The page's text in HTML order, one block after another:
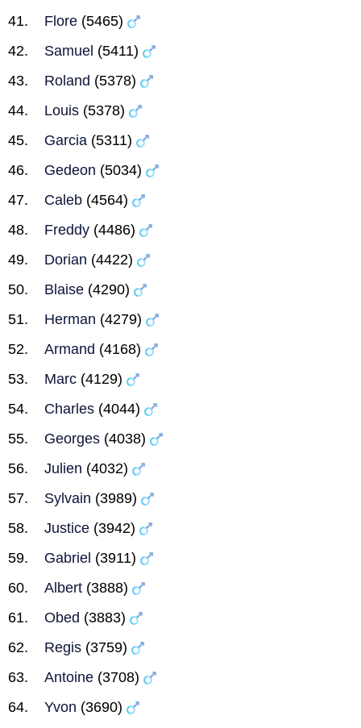
Flore (5465)
Samuel (5411)
Roland (5378)
Louis (5378)
Garcia (5311)
Gedeon (5034)
Caleb (4564)
Freddy (4486)
Dorian (4422)
Blaise (4290)
Herman (4279)
Armand (4168)
Marc (4129)
Charles (4044)
Georges (4038)
Julien (4032)
Sylvain (3989)
Justice (3942)
Gabriel (3911)
Albert (3888)
Obed (3883)
Regis (3759)
Antoine (3708)
Yvon (3690)